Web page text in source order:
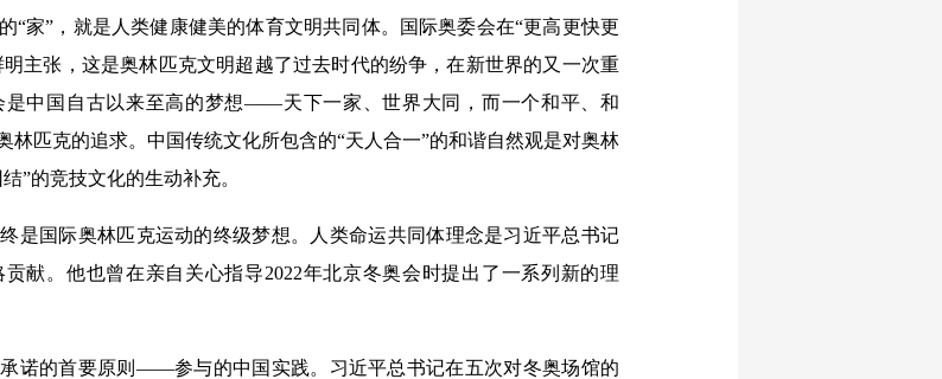
“家”，就是人类健康健美的体育文明共同体。国际奥委会在“更高更快更
主张，这是奥林匹克文明超越了过去时代的纷争，在新世界的又一次重
是中国自古以来至高的梦想——天下一家、世界大同，而一个和平、和
林匹克的追求。中国传统文化所包含的“天人合一”的和谐自然观是对奥林
”的竞技文化的生动补充。
国际奥林匹克运动的终级梦想。人类命运共同体理念是习近平总书记
献。他也曾在亲自关心指导2022年北京冬奥会时提出了一系列新的理
的首要原则——参与的中国实践。习近平总书记在五次对冬奥场馆的